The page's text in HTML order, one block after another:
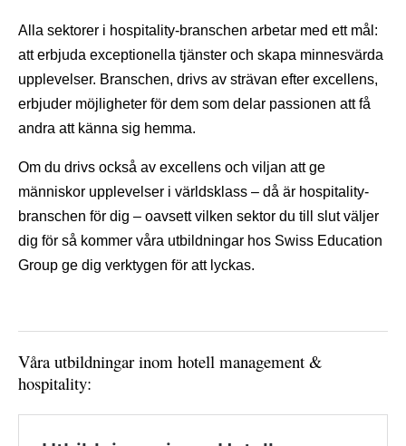
Alla sektorer i hospitality-branschen arbetar med ett mål:
att erbjuda exceptionella tjänster och skapa minnesvärda
upplevelser. Branschen, drivs av strävan efter excellens,
erbjuder möjligheter för dem som delar passionen att få
andra att känna sig hemma.
Om du drivs också av excellens och viljan att ge
människor upplevelser i världsklass – då är hospitality-
branschen för dig – oavsett vilken sektor du till slut väljer
dig för så kommer våra utbildningar hos Swiss Education
Group ge dig verktygen för att lyckas.
Våra utbildningar inom hotell management &
hospitality: